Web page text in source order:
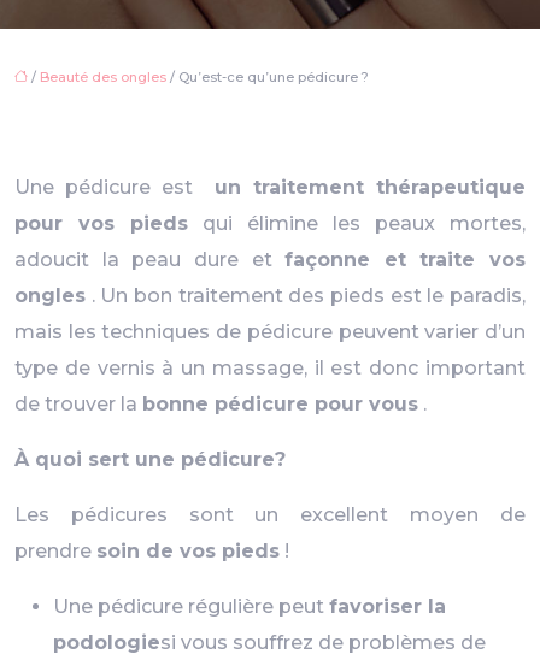
/ Beauté des ongles / Qu’est-ce qu’une pédicure ?
Une pédicure est un traitement thérapeutique
pour vos pieds qui élimine les peaux mortes,
adoucit la peau dure etfaçonne et traite vos
ongles . Un bon traitement des pieds est le paradis,
mais les techniques de pédicure peuvent varier d’un
type de vernis à un massage, il est donc important
de trouver la bonne pédicure pour vous .
À quoi sert une pédicure?
Les pédicures sont un excellent moyen de
prendre soin de vos pieds !
Une pédicure régulière peut favoriser la
podologiesi vous souffrez de problèmes de